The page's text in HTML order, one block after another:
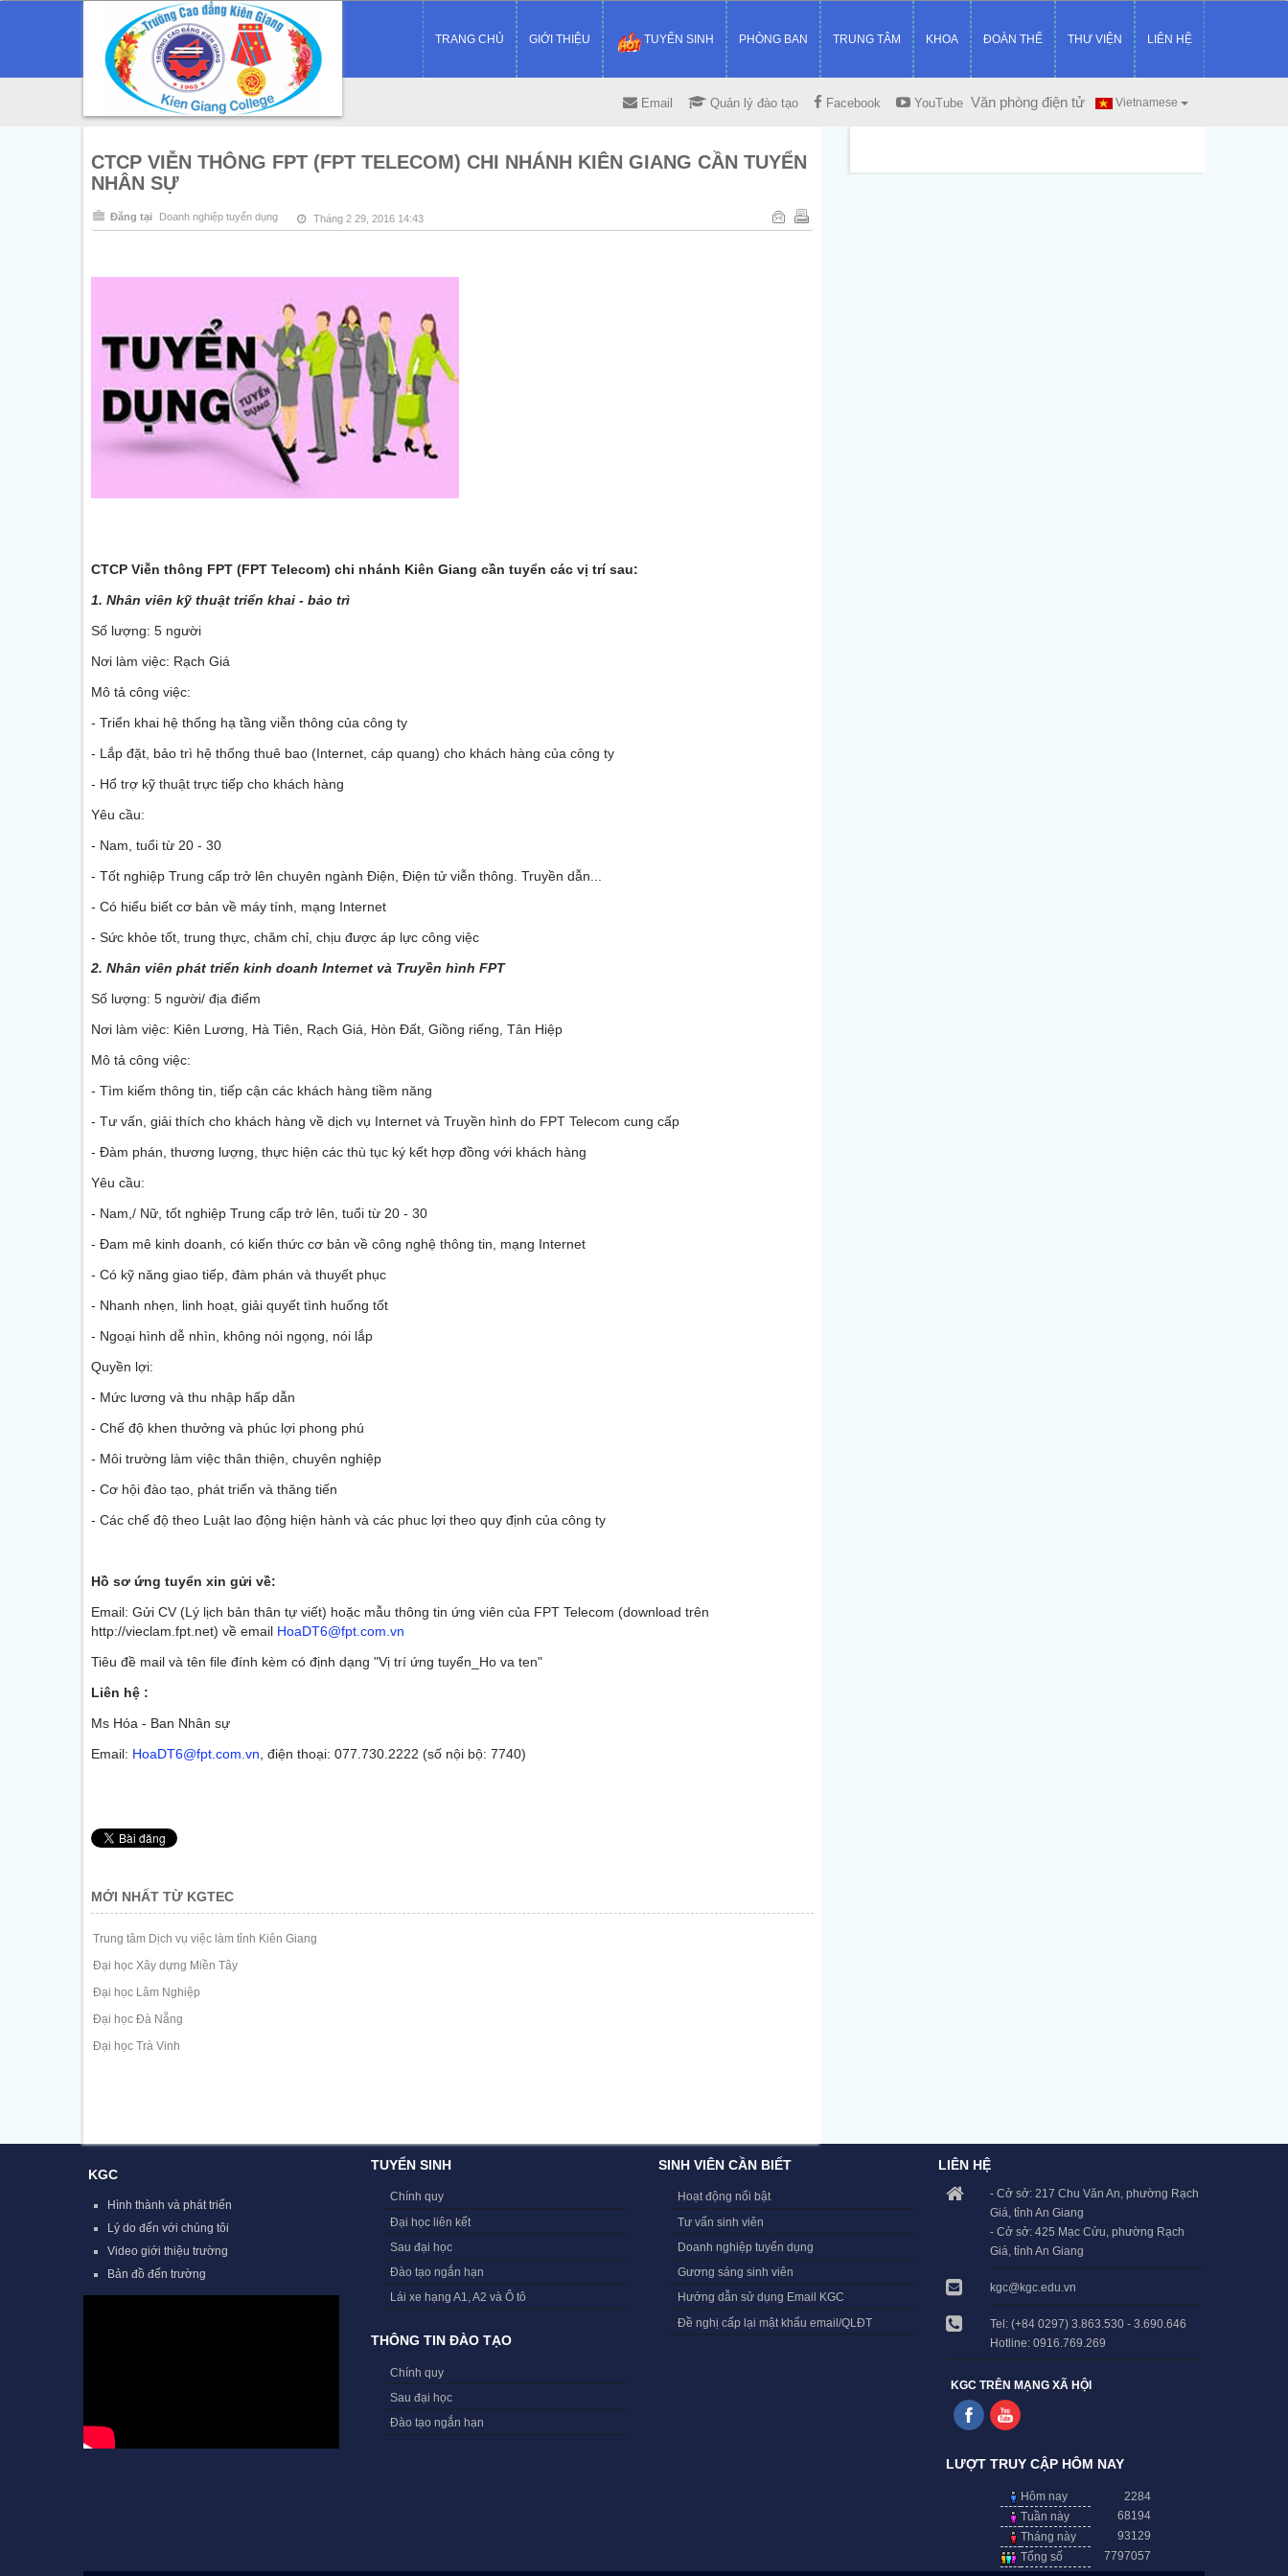
TRANG CHỦ GIỚI THIỆU TUYỂN SINH PHÒNG BAN TRUNG TÂM KHOA ĐOÀN THỂ THƯ VIỆN LIÊN HỆ
Vietnamese
Email Quản lý đào tạo Facebook YouTube Văn phòng điện tử
CTCP VIỄN THÔNG FPT (FPT TELECOM) CHI NHÁNH KIÊN GIANG CẦN TUYỂN
NHÂN SỰ
Đăng tại Doanh nghiệp tuyển dụng Tháng 2 29, 2016 14:43
CTCP Viễn thông FPT (FPT Telecom) chi nhánh Kiên Giang cần tuyển các vị trí sau:
1. Nhân viên kỹ thuật triển khai - bảo trì
Số lượng: 5 người
Nơi làm việc: Rạch Giá
Mô tả công việc:
- Triển khai hệ thống hạ tầng viễn thông của công ty
- Lắp đặt, bảo trì hệ thống thuê bao (Internet, cáp quang) cho khách hàng của công ty
- Hổ trợ kỹ thuật trực tiếp cho khách hàng
Yêu cầu:
- Nam, tuổi từ 20 - 30
- Tốt nghiệp Trung cấp trở lên chuyên ngành Điện, Điện tử viễn thông. Truyền dẫn...
- Có hiểu biết cơ bản về máy tính, mạng Internet
- Sức khỏe tốt, trung thực, chăm chỉ, chịu được áp lực công việc
2. Nhân viên phát triển kinh doanh Internet và Truyền hình FPT
Số lượng: 5 người/ địa điểm
Nơi làm việc: Kiên Lương, Hà Tiên, Rạch Giá, Hòn Đất, Giồng riếng, Tân Hiệp
Mô tả công việc:
- Tìm kiếm thông tin, tiếp cận các khách hàng tiềm năng
- Tư vấn, giải thích cho khách hàng về dịch vụ Internet và Truyền hình do FPT Telecom cung cấp
- Đàm phán, thương lượng, thực hiện các thù tục ký kết hợp đồng với khách hàng
Yêu cầu:
- Nam,/ Nữ, tốt nghiệp Trung cấp trở lên, tuổi từ 20 - 30
- Đam mê kinh doanh, có kiến thức cơ bản về công nghệ thông tin, mạng Internet
- Có kỹ năng giao tiếp, đàm phán và thuyết phục
- Nhanh nhẹn, linh hoạt, giải quyết tình huống tốt
- Ngoại hình dễ nhìn, không nói ngọng, nói lắp
Quyền lợi:
- Mức lương và thu nhập hấp dẫn
- Chế độ khen thưởng và phúc lợi phong phú
- Môi trường làm việc thân thiện, chuyên nghiệp
- Cơ hội đào tạo, phát triển và thăng tiến
- Các chế độ theo Luật lao động hiện hành và các phuc lợi theo quy định của công ty
Hồ sơ ứng tuyển xin gửi về:
Email: Gửi CV (Lý lịch bản thân tự viết) hoặc mẫu thông tin ứng viên của FPT Telecom (download trên
http://vieclam.fpt.net) về email HoaDT6@fpt.com.vn
Tiêu đề mail và tên file đính kèm có định dạng "Vị trí ứng tuyển_Ho va ten"
Liên hệ :
Ms Hóa - Ban Nhân sự
Email: HoaDT6@fpt.com.vn , điện thoại: 077.730.2222 (số nội bộ: 7740)
MỚI NHẤT TỪ KGTEC
Trung tâm Dịch vụ việc làm tỉnh Kiên Giang
Đại học Xây dựng Miền Tây
Đại học Lâm Nghiệp
Đại học Đà Nẵng
Đại học Trà Vinh
KGC
Hình thành và phát triển
Lý do đến với chúng tôi
Video giới thiệu trường
Bản đồ đến trường
TUYỂN SINH
Chính quy
Đại học liên kết
Sau đại học
Đào tạo ngắn hạn
Lái xe hạng A1, A2 và Ô tô
THÔNG TIN ĐÀO TẠO
Chính quy
Sau đại học
Đào tạo ngắn hạn
SINH VIÊN CẦN BIẾT
Hoạt động nổi bật
Tư vấn sinh viên
Doanh nghiệp tuyển dụng
Gương sáng sinh viên
Hướng dẫn sử dụng Email KGC
Đề nghị cấp lại mật khẩu email/QLĐT
LIÊN HỆ
- Cở sở: 217 Chu Văn An, phường Rạch
Giá, tỉnh An Giang
- Cở sở: 425 Mạc Cửu, phường Rạch
Giá, tỉnh An Giang
kgc@kgc.edu.vn
Tel: (+84 0297) 3.863.530 - 3.690.646
Hotline: 0916.769.269
KGC TRÊN MẠNG XÃ HỘI
LƯỢT TRUY CẬP HÔM NAY
Hôm nay
2284
Tuần này
68194
Tháng này
93129
Tổng số
7797057